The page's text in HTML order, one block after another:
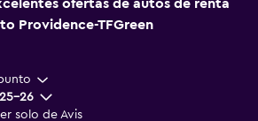
ofertas de autos de renta
Providence-TFGreen
25-26
solo de Avis